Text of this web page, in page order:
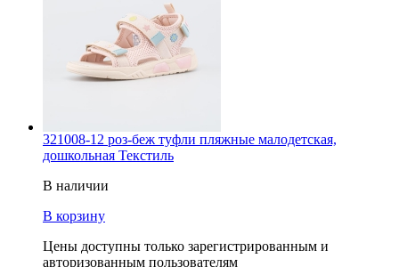
321008-12 роз-беж туфли пляжные малодетская,
дошкольная Текстиль
В наличии
В корзину
Цены доступны только зарегистрированным и
авторизованным пользователям